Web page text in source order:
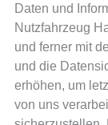
Daten und
Nutzfahrzeug
und ferner mit
und die
erhöhen, um
von uns